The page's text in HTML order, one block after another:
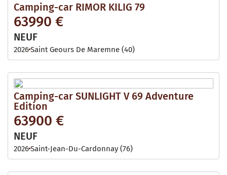
Camping-car RIMOR KILIG 79
63990 €
NEUF
2026Saint Geours De Maremne (40)
Camping-car SUNLIGHT V 69 Adventure
Edition
63900 €
NEUF
2026Saint-Jean-Du-Cardonnay (76)